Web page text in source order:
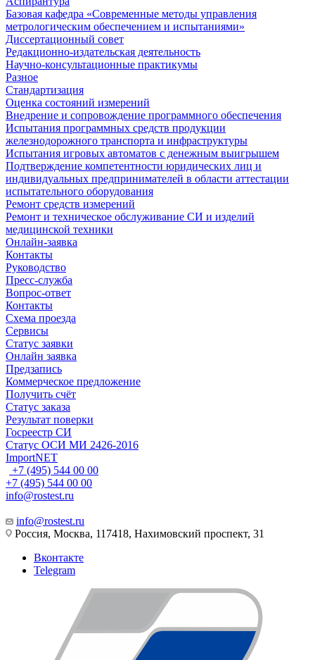
Базовая кафедра «Современные методы управления
метрологическим обеспечением и испытаниями»
Диссертационный совет
Редакционно-издательская деятельность
Научно-консультационные практикумы
Разное
Стандартизация
Оценка состояний измерений
Внедрение и сопровождение программного обеспечения
Испытания программных средств продукции
железнодорожного транспорта и инфраструктуры
Испытания игровых автоматов с денежным выигрышем
Подтверждение компетентности юридических лиц и
индивидуальных предпринимателей в области аттестации
испытательного оборудования
Ремонт средств измерений
Ремонт и техническое обслуживание СИ и изделий
медицинской техники
Онлайн-заявка
Контакты
Руководство
Пресс-служба
Вопрос-ответ
Контакты
Схема проезда
Сервисы
Статус заявки
Онлайн заявка
Предзапись
Коммерческое предложение
Получить счёт
Статус заказа
Результат поверки
Госреестр СИ
Статус ОСИ МИ 2426-2016
ImportNET
+7 (495) 544 00 00
+7 (495) 544 00 00
info@rostest.ru
info@rostest.ru
Россия, Москва, 117418, Нахимовский проспект, 31
Вконтакте
Telegram